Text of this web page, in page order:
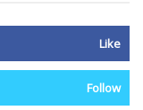
Like
Follow